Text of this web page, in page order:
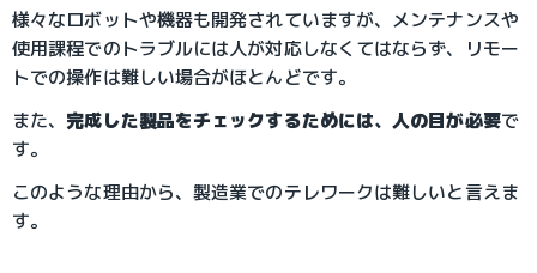
様々なロボットや機器も開発されていますが、メンテナンスや
使用課程でのトラブルには人が対応しなくてはならず、リモー
トでの操作は難しい場合がほとんどです。
また、 完成した製品をチェックするためには、人の目が必要で
す。
このような理由から、製造業でのテレワークは難しいと言えま
す。